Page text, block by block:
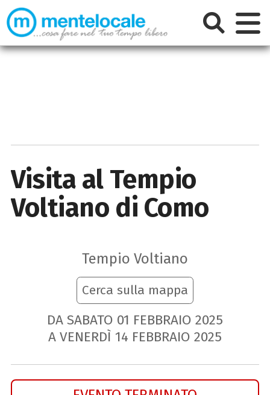
Visita al Tempio
Voltiano di Como
Tempio Voltiano
Cerca sulla mappa
DA SABATO 01 FEBBRAIO 2025
A VENERDÌ 14 FEBBRAIO 2025